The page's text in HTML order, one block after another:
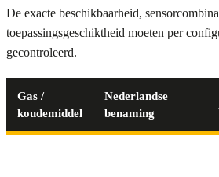
De exacte beschikbaarheid,
toepassingsgeschiktheid moeten per
gecontroleerd.
Gas /
koudemiddel
Nederlandse
benaming